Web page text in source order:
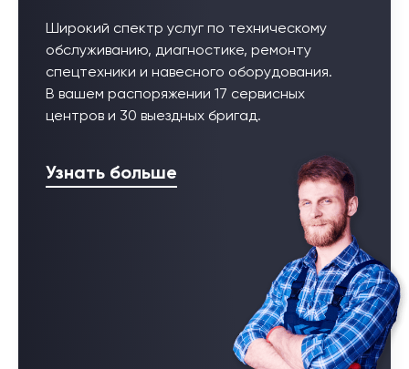
Широкий спектр услуг по техническому
обслуживанию, диагностике, ремонту
спецтехники и навесного оборудования.
В вашем распоряжении 17 сервисных
центров и 30 выездных бригад.
Узнать больше